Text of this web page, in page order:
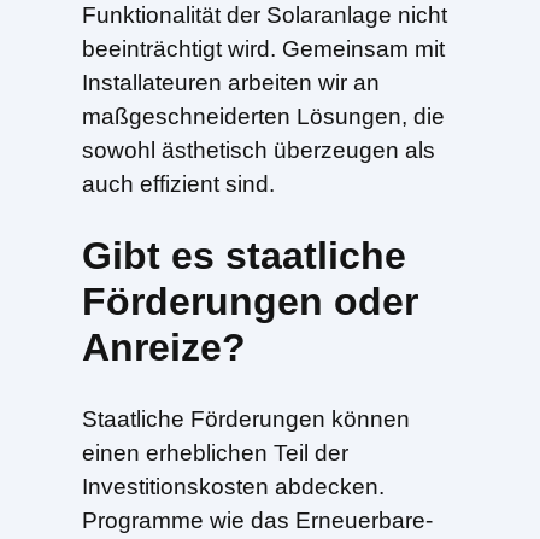
Funktionalität der Solaranlage nicht
beeinträchtigt wird. Gemeinsam mit
Installateuren arbeiten wir an
maßgeschneiderten Lösungen, die
sowohl ästhetisch überzeugen als
auch effizient sind.
Gibt es staatliche
Förderungen oder
Anreize?
Staatliche Förderungen können
einen erheblichen Teil der
Investitionskosten abdecken.
Programme wie das Erneuerbare-